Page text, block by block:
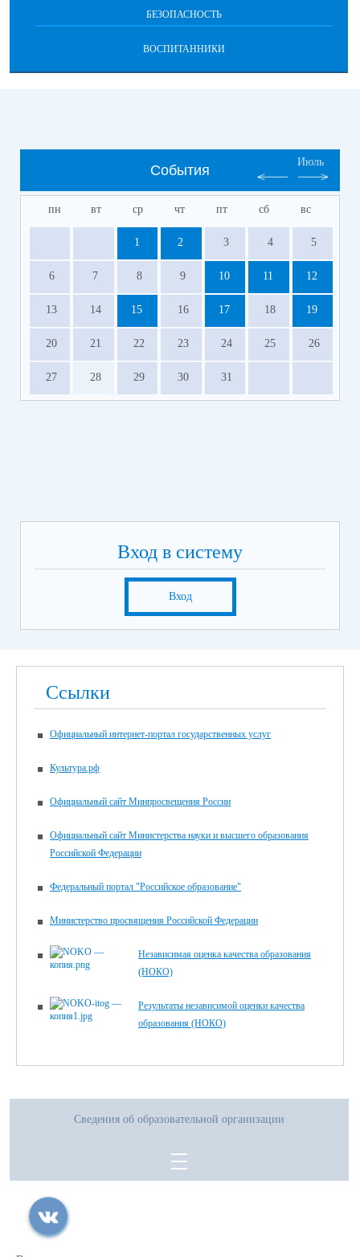
БЕЗОПАСНОСТЬ
ВОСПИТАННИКИ
События
Июль
пн вт ср чт пт сб вс
1 2 3 4 5
6 7 8 9 10 11 12
13 14 15 16 17 18 19
20 21 22 23 24 25 26
27 28 29 30 31
Вход в систему
Вход
Ссылки
Официальный интернет-портал государственных услуг
Культура.рф
Официальный сайт Минпросвещения России
Официальный сайт Министерства науки и высшего образования
Российской Федерации
Федеральный портал "Российское образование"
Министерство просвящения Российской Федерации
Независимая оценка качества образования
(НОКО)
Результаты независимой оценки качества
образования (НОКО)
Сведения об образовательной организации